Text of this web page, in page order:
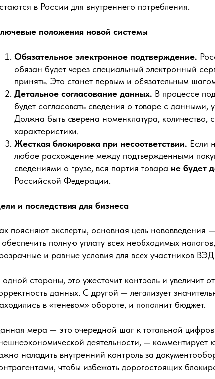
в России для внутреннего потребления.
положения новой системы
Обязательное электронное подтверждение.
обязан будет через специальный электронный
принять. Это станет первым и обязательным
Детальное согласование данных. В процессе
будет согласовать сведения о товаре с
Должна быть сверена номенклатура, количество,
характеристики.
Жесткая блокировка при несоответствии. Если
любое расхождение между подтвержденными
сведениями о грузе, вся партия товара не будет
Российской Федерации.
и последствия для бизнеса
поясняют эксперты, основная цель нововведения
обеспечить полную уплату всех необходимых
и равные условия для всех участников ВЭД.
стороны, это ужесточит контроль и увеличит
данных. С другой — легализует
в «теневом» обороте, и пополнит бюджет.
мера — это очередной шаг к тотальной
деятельности, —
наладить внутренний контроль за
чтобы избежать дорогостоящих